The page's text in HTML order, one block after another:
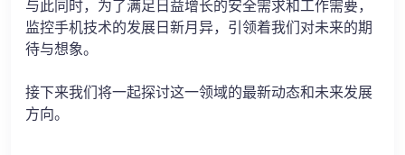
与此同时，为了满足日益增长的安全需求和工作需要，
监控手机技术的发展日新月异，引领着我们对未来的期
待与想象。
接下来我们将一起探讨这一领域的最新动态和未来发展
方向。